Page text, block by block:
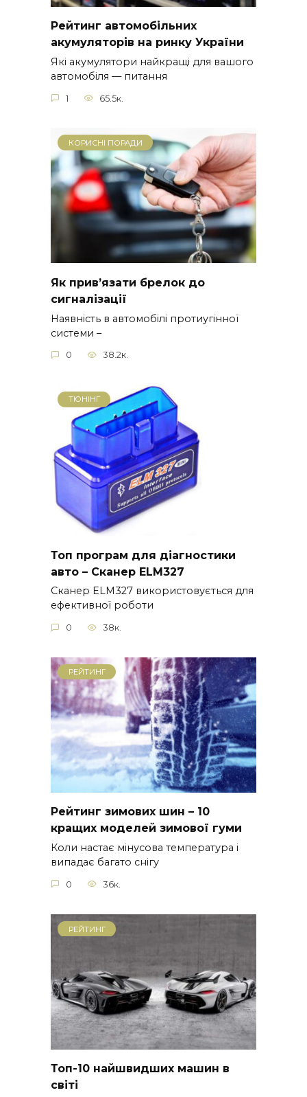
Рейтинг автомобільних
акумуляторів на ринку України
Які акумулятори найкращі для вашого
автомобіля — питання
1 65.5к.
КОРИСНІ ПОРАДИ
Як прив’язати брелок до
сигналізації
Наявність в автомобілі протиугінної
системи –
0 38.2к.
ТЮНІНГ
Топ програм для діагностики
авто – Сканер ELM327
Сканер ELM327 використовується для
ефективної роботи
0 38к.
РЕЙТИНГ
Рейтинг зимових шин – 10
кращих моделей зимової гуми
Коли настає мінусова температура і
випадає багато снігу
0 36к.
РЕЙТИНГ
Топ-10 найшвидших машин в
світі